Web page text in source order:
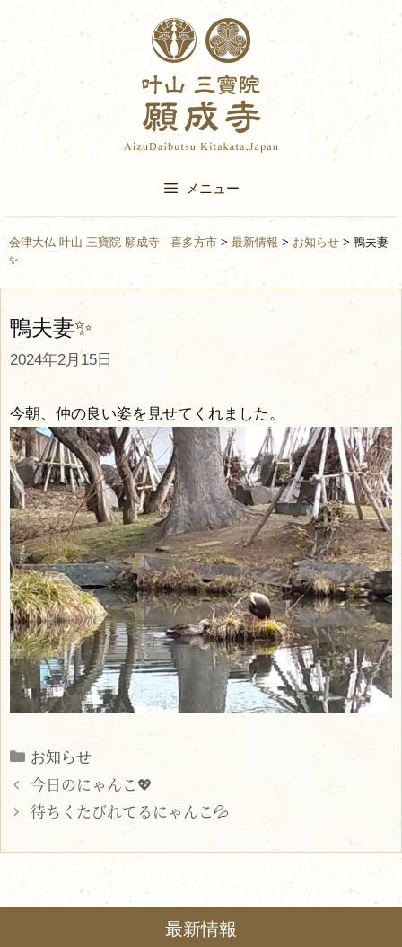
to
content
メニュー
会津大仏 叶山 三寶院 願成寺 - 喜多方市 > 最新情報 > お知らせ > 鴨夫妻
✨
鴨夫妻✨
2024年2月15日
今朝、仲の良い姿を見せてくれました。
Categories
お知らせ
今日のにゃんこ💖
待ちくたびれてるにゃんこ💦
最新情報